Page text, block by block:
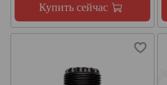
Купить сейчас